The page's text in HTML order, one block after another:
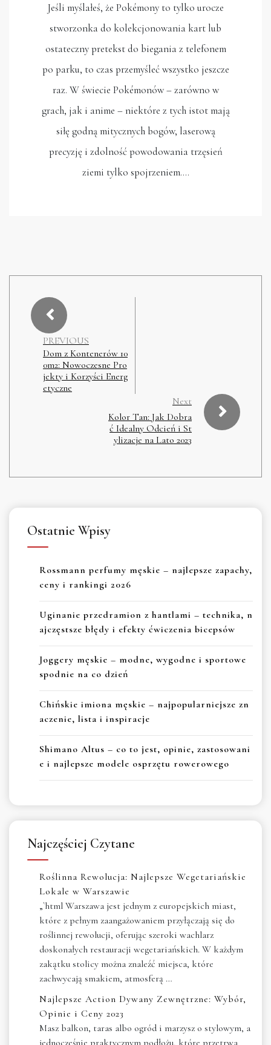
Jeśli myślałeś, że Pokémony to tylko urocze
stworzonka do kolekcjonowania kart lub
ostateczny pretekst do biegania z telefonem
po parku, to czas przemyśleć wszystko jeszcze
raz. W świecie Pokémonów – zarówno w
grach, jak i anime – niektóre z tych istot mają
siłę godną mitycznych bogów, laserową
precyzję i zdolność powodowania trzęsień
ziemi tylko spojrzeniem.…
PREVIOUS
Dom z Kontenerów 10
0m2: Nowoczesne Pro
jekty i Korzyści Energ
etyczne
Next
Kolor Tan: Jak Dobra
ć Idealny Odcień i St
ylizacje na Lato 2023
Ostatnie Wpisy
Rossmann perfumy męskie – najlepsze zapachy,
ceny i rankingi 2026
Uginanie przedramion z hantlami – technika, n
ajczęstsze błędy i efekty ćwiczenia bicepsów
Joggery męskie – modne, wygodne i sportowe
spodnie na co dzień
Chińskie imiona męskie – najpopularniejsze zn
aczenie, lista i inspiracje
Shimano Altus – co to jest, opinie, zastosowani
e i najlepsze modele osprzętu rowerowego
Najczęściej Czytane
Roślinna Rewolucja: Najlepsze Wegetariańskie
Lokale w Warszawie
„`html Warszawa jest jednym z europejskich miast,
które z pełnym zaangażowaniem przyłączają się do
roślinnej rewolucji, oferując szeroki wachlarz
doskonałych restauracji wegetariańskich. W każdym
zakątku stolicy można znaleźć miejsca, które
zachwycają smakiem, atmosferą …
Najlepsze Action Dywany Zewnętrzne: Wybór,
Opinie i Ceny 2023
Masz balkon, taras albo ogród i marzysz o stylowym, a
jednocześnie praktycznym podłożu, które przetrwa